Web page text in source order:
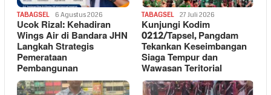
TABAGSEL 6 Agustus 2026
Ucok Rizal: Kehadiran
Wings Air di Bandara JHN
Langkah Strategis
Pemerataan
Pembangunan
TABAGSEL 27 Juli 2026
Kunjungi Kodim
0212/Tapsel, Pangdam
Tekankan Keseimbangan
Siaga Tempur dan
Wawasan Teritorial